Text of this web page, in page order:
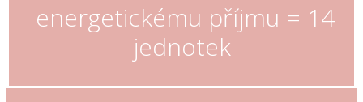
energetickému příjmu = 14
jednotek